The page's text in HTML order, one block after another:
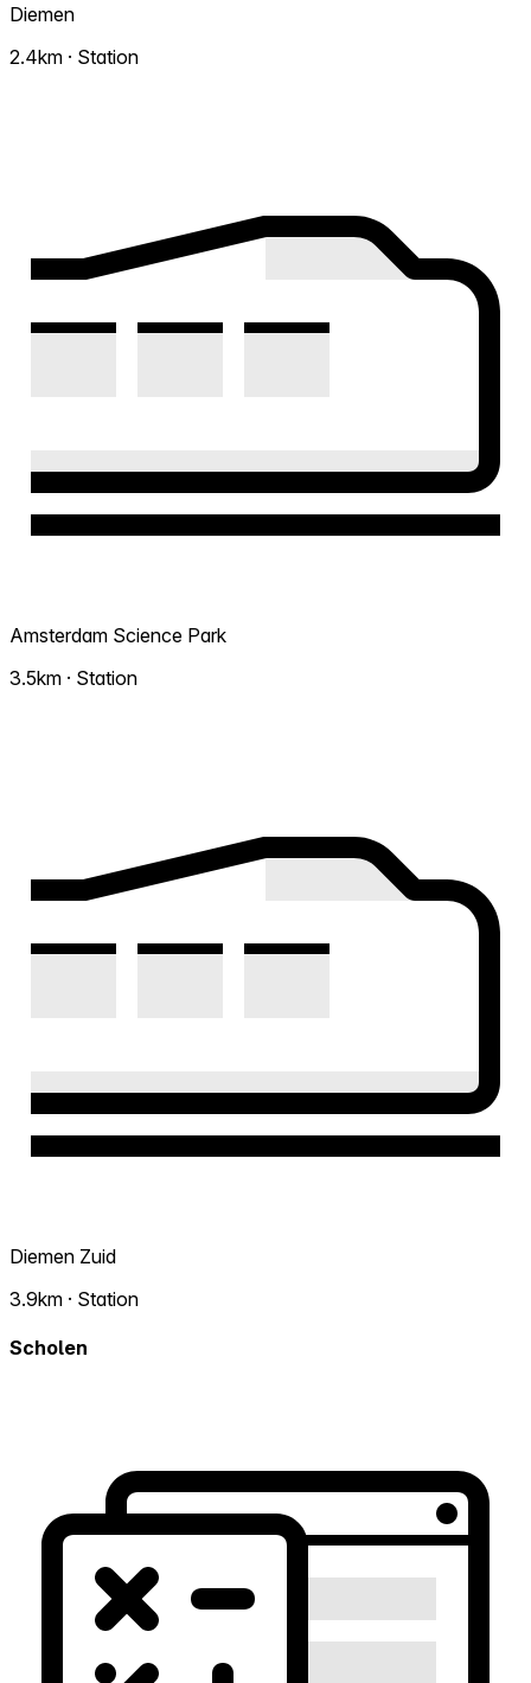
Diemen
2.4km · Station
Amsterdam Science Park
3.5km · Station
Diemen Zuid
3.9km · Station
Scholen